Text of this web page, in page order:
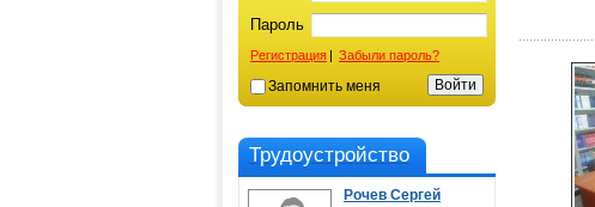
Пароль
Регистрация | Забыли пароль?
Запомнить меня
Трудоустройство
Рочев Сергей